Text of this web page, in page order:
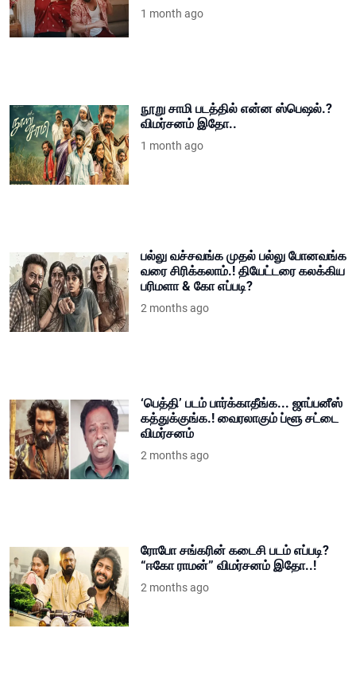
1 month ago
நூறு சாமி படத்தில் என்ன ஸ்பெஷல்.?
விமர்சனம் இதோ..
1 month ago
பல்லு வச்சவங்க முதல் பல்லு போனவங்க
வரை சிரிக்கலாம்.! தியேட்டரை கலக்கிய
பரிமளா & கோ எப்படி?
2 months ago
‘பெத்தி’ படம் பார்க்காதீங்க... ஜாப்பனீஸ்
கத்துக்குங்க.! வைரலாகும் ப்ளூ சட்டை
விமர்சனம்
2 months ago
ரோபோ சங்கரின் கடைசி படம் எப்படி?
“ஈகோ ராமன்” விமர்சனம் இதோ..!
2 months ago